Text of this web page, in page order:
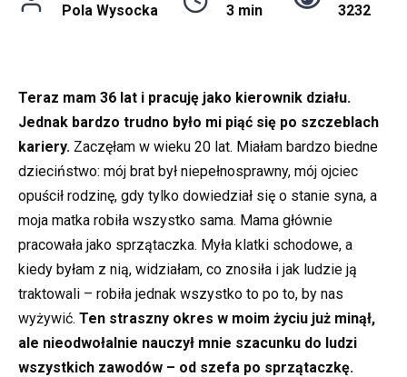
Pola Wysocka 3 min 3232
Teraz mam 36 lat i pracuję jako kierownik działu.
Jednak bardzo trudno było mi piąć się po szczeblach
kariery. Zaczęłam w wieku 20 lat. Miałam bardzo biedne
dzieciństwo: mój brat był niepełnosprawny, mój ojciec
opuścił rodzinę, gdy tylko dowiedział się o stanie syna, a
moja matka robiła wszystko sama. Mama głównie
pracowała jako sprzątaczka. Myła klatki schodowe, a
kiedy byłam z nią, widziałam, co znosiła i jak ludzie ją
traktowali – robiła jednak wszystko to po to, by nas
wyżywić. Ten straszny okres w moim życiu już minął,
ale nieodwołalnie nauczył mnie szacunku do ludzi
wszystkich zawodów – od szefa po sprzątaczkę.